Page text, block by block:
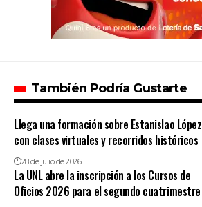
También Podría Gustarte
Llega una formación sobre Estanislao López
con clases virtuales y recorridos históricos
28 de julio de 2026
La UNL abre la inscripción a los Cursos de
Oficios 2026 para el segundo cuatrimestre